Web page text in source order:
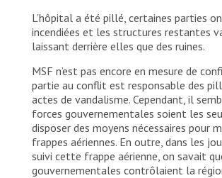
L’hôpital a été pillé, certaines parties
incendiées et les structures restantes
laissant derrière elles que des ruines.
MSF n’est pas encore en mesure de
partie au conflit est responsable des
actes de vandalisme. Cependant, il
forces gouvernementales soient les
disposer des moyens nécessaires pour
frappes aériennes. En outre, dans les
suivi cette frappe aérienne, on savait
gouvernementales contrôlaient la